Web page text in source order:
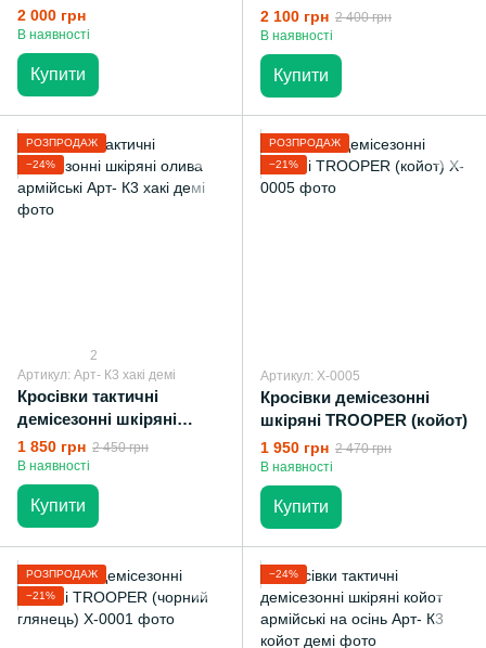
GENESIS Gen2 (coyote)
шкіряні військові на літо
2 000 грн
В наявності
Купити
військове взуття з
натуральної шкіри
2 100 грн 2 400 грн
В наявності
Купити
РОЗПРОДАЖ
−24%
2
Артикул: Арт- К3 хакі демі
Кросівки тактичні
демісезонні шкіряні
олива армійські
1 850 грн 2 450 грн
В наявності
Купити
РОЗПРОДАЖ
−21%
Артикул: X-0005
Кросівки демісезонні
шкіряні TROOPER (койот)
1 950 грн 2 470 грн
В наявності
Купити
РОЗПРОДАЖ
−21%
−24%